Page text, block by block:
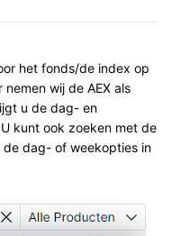
het fonds/de index op
wij de AEX als
u de dag- en
kunt ook zoeken met de
de dag- of weekopties in